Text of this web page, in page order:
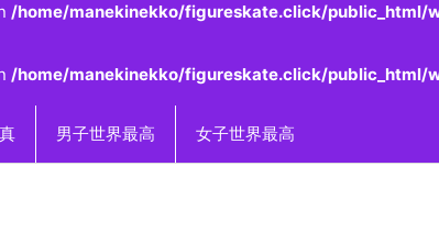
/home/manekinekko/figureskate.click/public_html/
/home/manekinekko/figureskate.click/public_html/
男子世界最高 女子世界最高